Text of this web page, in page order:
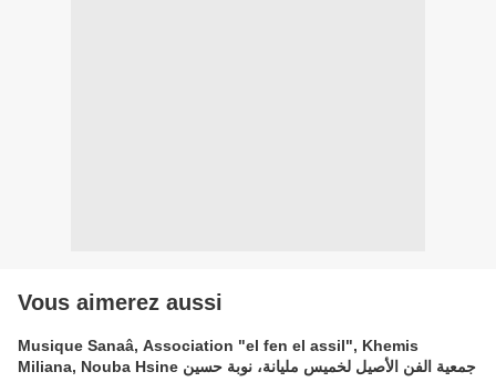
Vous aimerez aussi
Musique Sanaâ, Association "el fen el assil", Khemis
Miliana, Nouba Hsine جمعية الفن الأصيل لخميس مليانة، نوبة حسين